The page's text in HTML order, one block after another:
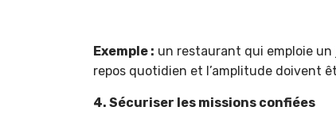
Exemple : un restaurant qui emploie un
repos quotidien et l’amplitude doivent
4. Sécuriser les missions confiées